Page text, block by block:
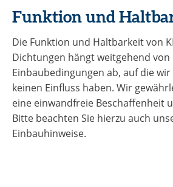
Funktion und
Die Funktion und Haltbarkeit von
Dichtungen hängt weitgehend von
Einbaubedingungen ab, auf die
keinen Einfluss haben. Wir
eine einwandfreie Beschaffenheit
Bitte beachten Sie hierzu auch
Einbauhinweise.